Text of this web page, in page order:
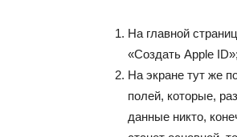
На главной
«Создать Apple ID»;
На экране тут же
полей, которые,
данные никто,